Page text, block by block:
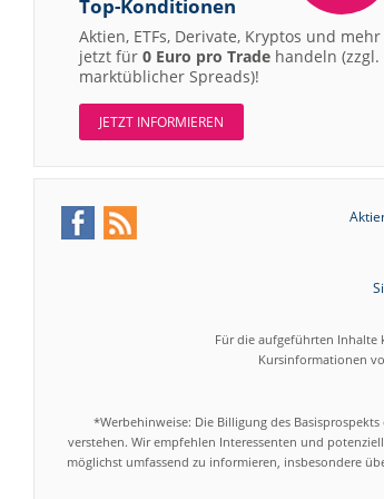
Top-Konditionen
Aktien, ETFs, Derivate, Kryptos und mehr
jetzt für 0 Euro pro Trade handeln (zzgl.
marktüblicher Spreads)!
JETZT INFORMIEREN
Für die aufgeführten Inhalte
Kursinformationen
*Werbehinweise: Die Billigung des
verstehen. Wir empfehlen Interessenten und
möglichst umfassend zu informieren, insbesondere